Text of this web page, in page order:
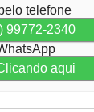
telefone
99772-2340
aqui